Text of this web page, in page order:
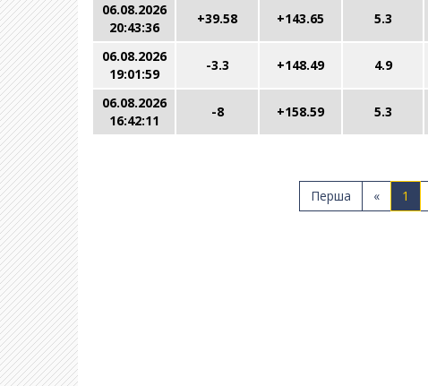
06.08.2026
20:43:36
+39.58 +143.65 5.3
06.08.2026
19:01:59
-3.3 +148.49 4.9
06.08.2026
16:42:11
-8 +158.59 5.3
Перша « 1